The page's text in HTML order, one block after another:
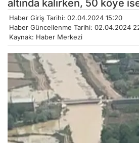
altında kalırken, 50 köye
Haber Giriş Tarihi: 02.04.2024 15:20
Haber Güncellenme Tarihi: 02.04.2024
Kaynak: Haber Merkezi